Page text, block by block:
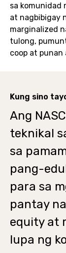
sa
at nagbibigay
marginalized
tulong,
coop at punan
Kung sino
Ang
teknikal
sa
pang-
para sa
pantay
equity at
lupa ng